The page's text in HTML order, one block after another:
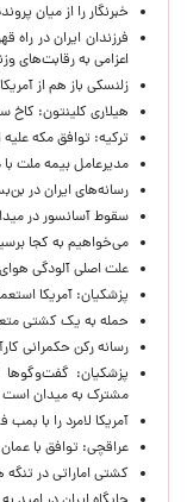
خبرنگار را از میان
​فرزندان ایران در راه
اعزامی به رقابت‌های
زلنسکی باز هم از
هیلاری کلینتون:
ترکیه: توافق مکه
مدیرعامل بیمه ملت
رسانه‌های ایران در
سقوط آسانسور در میدان
می‌خواهیم به کجا
علت اصلی آلودگی
پزشکیان: آمریکا
حمله به یک کشتی
رسانه رکن حکمرانی
پزشکیان: گفت‌وگوها
مشترک به میدان است
آمریکا لامرد را با
عراقچی: توافق با
کشتی اماراتی در تنگه